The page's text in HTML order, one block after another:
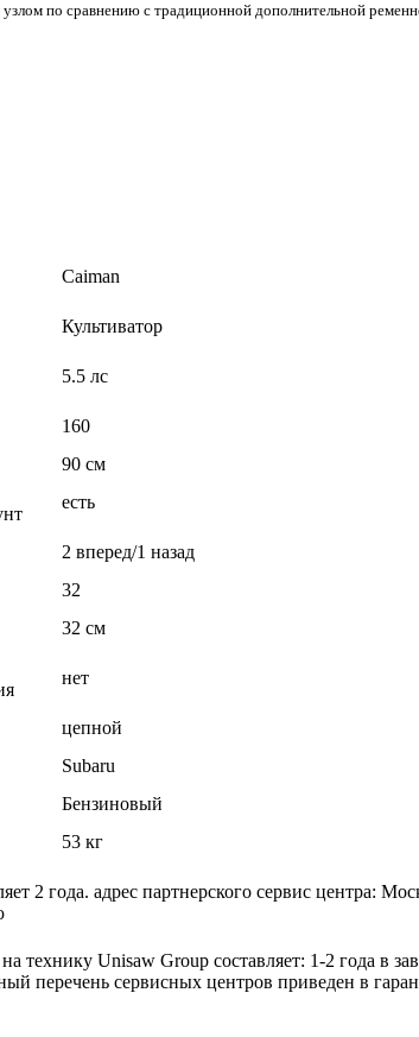
по сравнению с традиционной дополнительной
Caiman
Культиватор
5.5 лс
160
90 см
есть
2 вперед/1 назад
32
32 см
нет
цепной
Subaru
Бензиновый
53 кг
2 года. адрес партнерского сервис центра:
технику Unisaw Group составляет: 1-2 года в
перечень сервисных центров приведен в